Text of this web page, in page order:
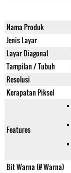
Nama Produk
Jenis Layar
Layar Diagonal
Tampilan / Tubuh
Resolusi
Kerapatan Piksel
Features
Bit Warna (# Warna)